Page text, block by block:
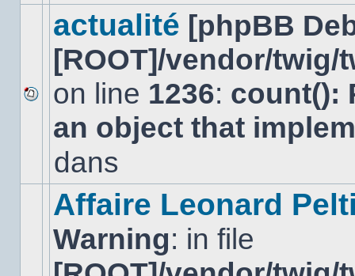
sujet.
Aucun
nouveau
message
sujet.
actualité [phpBB
[ROOT]/vendor/
on line 1236: count():
an object that
dans
Affaire Leonard
Warning: in file